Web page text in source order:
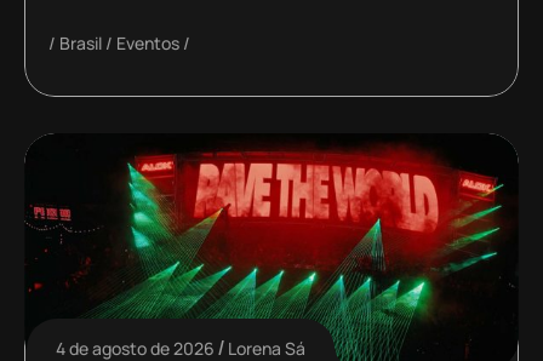
Brasil Eventos
4 de agosto de 2026 Lorena Sá